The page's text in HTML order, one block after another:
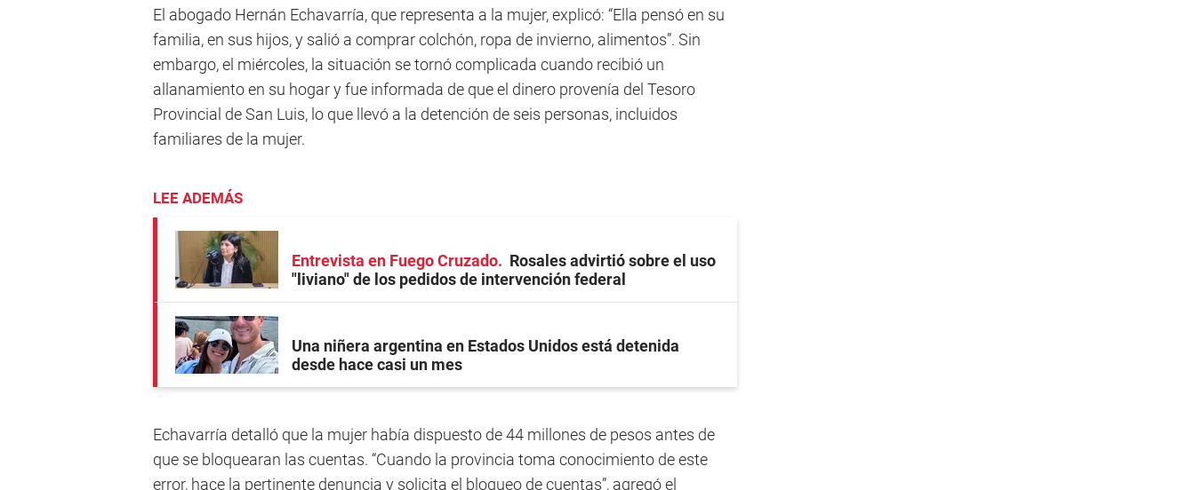
El abogado Hernán Echavarría, que representa a la mujer, explicó: “Ella pensó en su
familia, en sus hijos, y salió a comprar colchón, ropa de invierno, alimentos”. Sin
embargo, el miércoles, la situación se tornó complicada cuando recibió un
allanamiento en su hogar y fue informada de que el dinero provenía del Tesoro
Provincial de San Luis, lo que llevó a la detención de seis personas, incluidos
familiares de la mujer.
LEE ADEMÁS
Entrevista en Fuego Cruzado
Rosales advirtió sobre el uso
"liviano" de los pedidos de intervención federal
Una niñera argentina en Estados Unidos está detenida
desde hace casi un mes
Echavarría detalló que la mujer había dispuesto de 44 millones de pesos antes de
que se bloquearan las cuentas. “Cuando la provincia toma conocimiento de este
error, hace la pertinente denuncia y solicita el bloqueo de cuentas”, agregó el